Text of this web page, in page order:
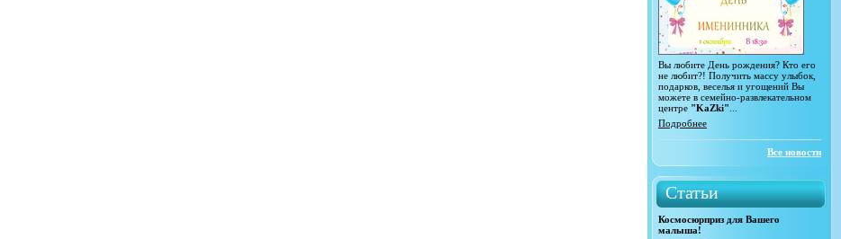
Вы любите День рождения? Кто его
не любит?! Получить массу улыбок,
подарков, веселья и угощений Вы
можете в семейно-развлекательном
центре "KaZki"
Подробнее
Все новости
Статьи
Космосюрприз для Вашего
малыша!